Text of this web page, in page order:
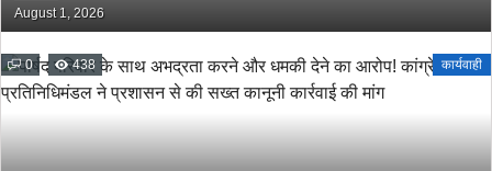
August 1, 2026
0 438 कार्यवाही